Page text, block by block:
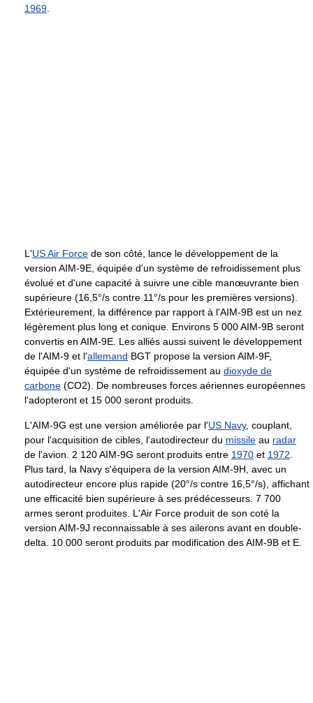
1969
L'US Air Force de son côté, lance le développement de la
version AIM-9E, équipée d'un système de refroidissement plus
évolué et d'une capacité à suivre une cible manœuvrante bien
supérieure (16,5°/s contre 11°/s pour les premières versions).
Extérieurement, la différence par rapport à l'AIM-9B est un nez
légèrement plus long et conique. Environs 5 000 AIM-9B seront
convertis en AIM-9E. Les alliés aussi suivent le développement
de l'AIM-9 et l'allemand BGT propose la version AIM-9F,
équipée d'un système de refroidissement au dioxyde de
carbone (CO2). De nombreuses forces aériennes européennes
l'adopteront et 15 000 seront produits.
L'AIM-9G est une version améliorée par l'US Navy, couplant,
pour l'acquisition de cibles, l'autodirecteur du missile au radar
de l'avion. 2 120 AIM-9G seront produits entre 1970 et 1972
Plus tard, la Navy s'équipera de la version AIM-9H, avec un
autodirecteur encore plus rapide (20°/s contre 16,5°/s), affichant
une efficacité bien supérieure à ses prédécesseurs. 7 700
armes seront produites. L'Air Force produit de son coté la
version AIM-9J reconnaissable à ses ailerons avant en double-
delta. 10 000 seront produits par modification des AIM-9B et E.